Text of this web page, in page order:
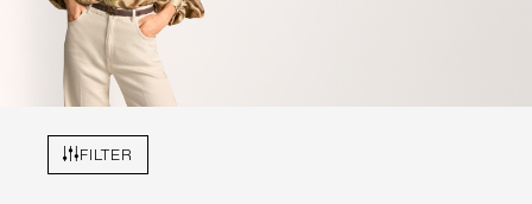
FILTER